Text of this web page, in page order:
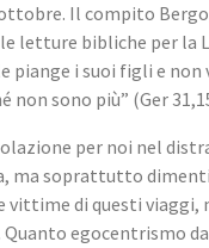
Il compito
letture bibliche per la
piange i suoi figli e non
non sono più” (Ger
per noi nel
ma soprattutto
vittime di questi viaggi,
egocentrismo